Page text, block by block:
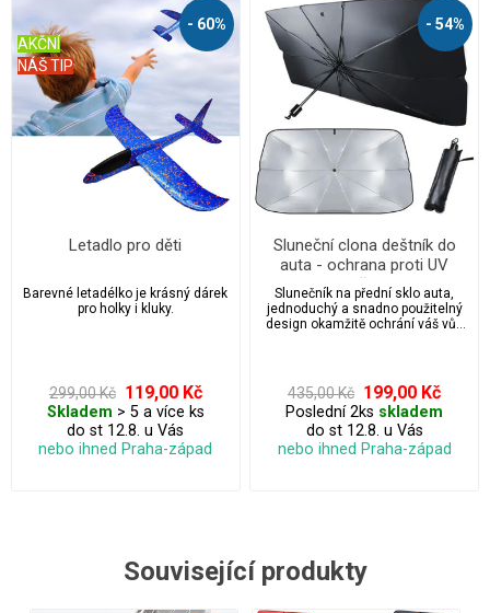
- 60%
NÁŠ TIP
AKČNÍ
Letadlo pro děti
Barevné letadélko je krásný dárek
pro holky i kluky.
299,00 Kč 119,00 Kč
Skladem > 5 a více ks
do st 12.8. u Vás
nebo ihned Praha-západ
- 54%
Sluneční clona deštník do
auta - ochrana proti UV
záření
Slunečník na přední sklo auta,
jednoduchý a snadno použitelný
design okamžitě ochrání váš vůz
čelnímu sklu.
435,00 Kč 199,00 Kč
Poslední 2ks skladem
do st 12.8. u Vás
nebo ihned Praha-západ
Související produkty